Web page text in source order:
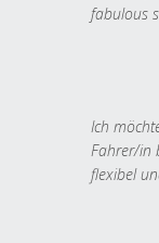
fabulous
Ich
Fahrer/in
flexibel